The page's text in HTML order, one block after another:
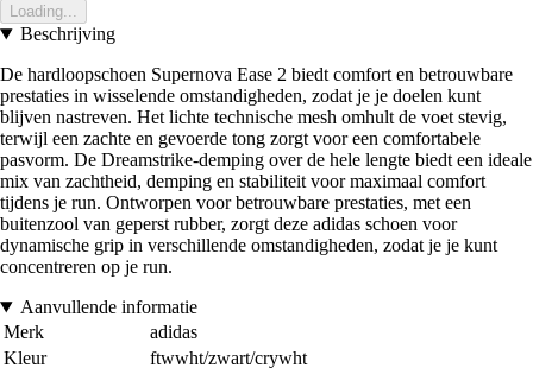
Loading...
Beschrijving
De hardloopschoen Supernova Ease 2 biedt comfort en betrouwbare
prestaties in wisselende omstandigheden, zodat je je doelen kunt
blijven nastreven. Het lichte technische mesh omhult de voet stevig,
terwijl een zachte en gevoerde tong zorgt voor een comfortabele
pasvorm. De Dreamstrike-demping over de hele lengte biedt een ideale
mix van zachtheid, demping en stabiliteit voor maximaal comfort
tijdens je run. Ontworpen voor betrouwbare prestaties, met een
buitenzool van geperst rubber, zorgt deze adidas schoen voor
dynamische grip in verschillende omstandigheden, zodat je je kunt
concentreren op je run.
Aanvullende informatie
Merk
adidas
Kleur
ftwwht/zwart/crywht